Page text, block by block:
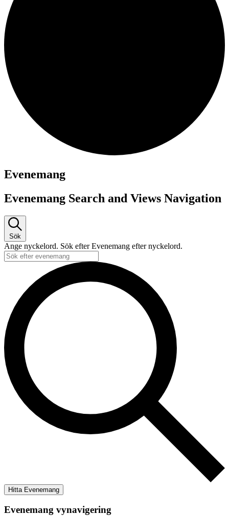
Evenemang
Evenemang Search and Views Navigation
Sök
Ange nyckelord. Sök efter Evenemang efter nyckelord.
Hitta Evenemang
Evenemang vynavigering